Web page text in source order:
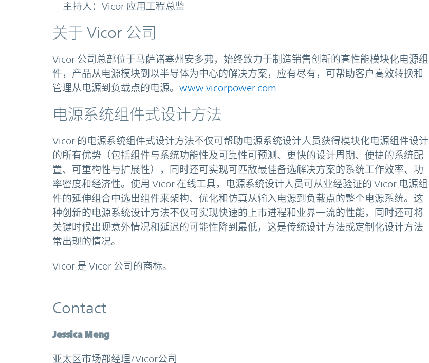
主持人：Vicor 应用工程总监
关于 Vicor 公司
Vicor 公司总部位于马萨诸塞州安多弗，始终致力于制造销售创新的高性能模块化电源组
件，产品从电源模块到以半导体为中心的解决方案，应有尽有，可帮助客户高效转换和
管理从电源到负载点的电源。 www.vicorpower.com
电源系统组件式设计方法
Vicor 的电源系统组件式设计方法不仅可帮助电源系统设计人员获得模块化电源组件设计
的所有优势（包括组件与系统功能性及可靠性可预测、更快的设计周期、便捷的系统配
置、可重构性与扩展性），同时还可实现可匹敌最佳备选解决方案的系统工作效率、功
率密度和经济性。使用 Vicor 在线工具，电源系统设计人员可从业经验证的 Vicor 电源组
件的延伸组合中选出组件来架构、优化和仿真从输入电源到负载点的整个电源系统。这
种创新的电源系统设计方法不仅可实现快速的上市进程和业界一流的性能，同时还可将
关键时候出现意外情况和延迟的可能性降到最低，这是传统设计方法或定制化设计方法
常出现的情况。
Vicor 是 Vicor 公司的商标。
Contact
Jessica Meng
亚太区市场部经理/Vicor公司